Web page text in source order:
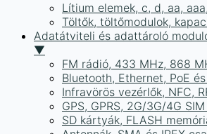
Lítium elemek, c, d, aa,
Töltők, töltőmodulok,
Adatátviteli és adattároló
▼
FM rádió, 433 MHz, 868
Bluetooth, Ethernet, PoE
Infravörös vezérlők, NFC,
GPS, GPRS, 2G/3G/4G
SD kártyák, FLASH